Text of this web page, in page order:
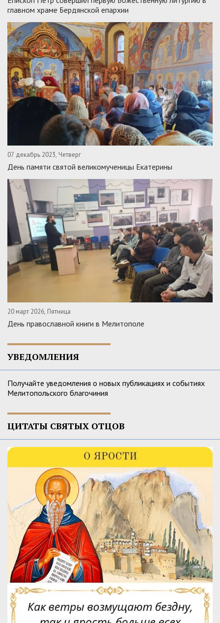
главном храме Бердянской епархии
07 декабрь 2023, Четверг
День памяти святой великомученицы Екатерины
20 март 2026, Пятница
День православной книги в Мелитополе
УВЕДОМЛЕНИЯ
Получайте уведомления о новых публикациях и событиях
Мелитопольского благочиния
ЦИТАТЫ СВЯТЫХ ОТЦОВ